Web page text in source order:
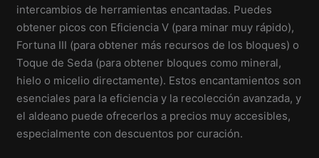
intercambios de herramientas encantadas. Puedes
obtener picos con Eficiencia V (para minar muy rápido),
Fortuna III (para obtener más recursos de los bloques) o
Toque de Seda (para obtener bloques como mineral,
hielo o micelio directamente). Estos encantamientos son
esenciales para la eficiencia y la recolección avanzada, y
el aldeano puede ofrecerlos a precios muy accesibles,
especialmente con descuentos por curación.